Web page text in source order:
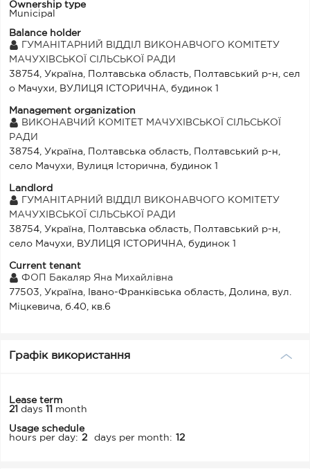
Ownership type
Municipal
Balance holder
ГУМАНІТАРНИЙ ВІДДІЛ ВИКОНАВЧОГО КОМІТЕТУ
МАЧУХІВСЬКОЇ СІЛЬСЬКОЇ РАДИ
38754, Україна, Полтавська область, Полтавський р-н, сел
о Мачухи, ВУЛИЦЯ ІСТОРИЧНА, будинок 1
Management organization
ВИКОНАВЧИЙ КОМІТЕТ МАЧУХІВСЬКОЇ СІЛЬСЬКОЇ
РАДИ
38754, Україна, Полтавська область, Полтавський р-н,
село Мачухи, Вулиця Історична, будинок 1
Landlord
ГУМАНІТАРНИЙ ВІДДІЛ ВИКОНАВЧОГО КОМІТЕТУ
МАЧУХІВСЬКОЇ СІЛЬСЬКОЇ РАДИ
38754, Україна, Полтавська область, Полтавський р-н,
село Мачухи, ВУЛИЦЯ ІСТОРИЧНА, будинок 1
Current tenant
ФОП Бакаляр Яна Михайлівна
77503, Україна, Івано-Франківська область, Долина, вул.
Міцкевича, б.40, кв.6
Графік використання
Lease term
21 days 11 month
Usage schedule
hours per day: 2 days per month: 12